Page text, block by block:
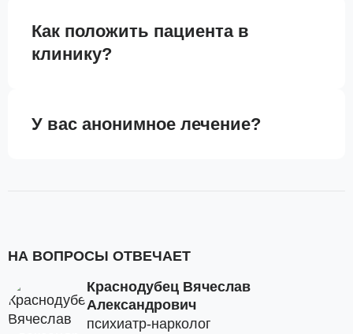
Как положить пациента в
клинику?
У вас анонимное лечение?
НА ВОПРОСЫ ОТВЕЧАЕТ
Краснодубец Вячеслав
Александрович
психиатр-нарколог